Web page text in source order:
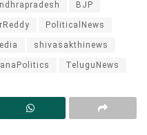
BJP
PoliticalNews
shivasakthinews
TeluguNews